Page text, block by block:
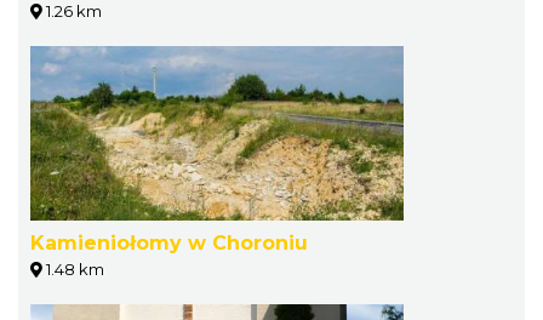
1.26 km
Kamieniołomy w Choroniu
1.48 km